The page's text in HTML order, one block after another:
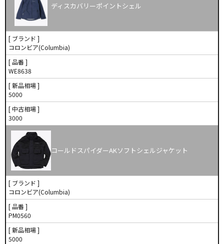
ディスカバリーポイントシェル
[ ブランド ]
コロンビア(Columbia)
[ 品番 ]
WE8638
[ 新品相場 ]
5000
[ 中古相場 ]
3000
コールドスパイダーAKソフトシェルジャケット
[ ブランド ]
コロンビア(Columbia)
[ 品番 ]
PM0560
[ 新品相場 ]
5000